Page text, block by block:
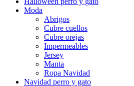
Moda
Abrigos
Cubre cuellos
Cubre orejas
Impermeables
Jersey
Manta
Ropa Navidad
Navidad perro y gato